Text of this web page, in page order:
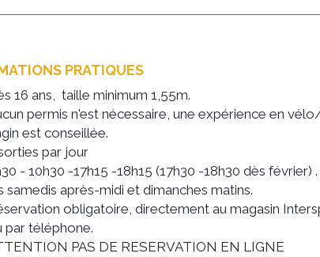
PRATIQUES
16 ans, taille minimum 1,55m.
permis n'est nécessaire, une expérience en
est conseillée.
par jour
- 10h30 -17h15 -18h15 (17h30 -18h30 dès février)
samedis après-midi et dimanches matins.
obligatoire, directement au magasin
par téléphone.
PAS DE RESERVATION EN LIGNE